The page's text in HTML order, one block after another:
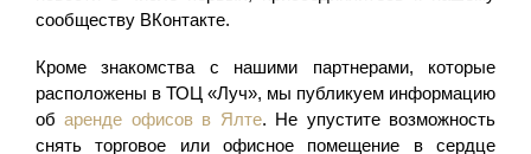
сообществу ВКонтакте.
Кроме знакомства с нашими партнерами, которые
расположены в ТОЦ «Луч», мы публикуем информацию
обаренде офисов в Ялте. Не упустите возможность
снять торговое или офисное помещение в сердце